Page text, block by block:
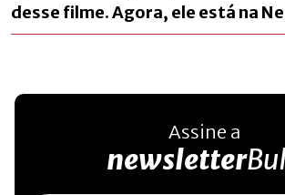
desse filme. Agora, ele está na
Assine a
newsletter